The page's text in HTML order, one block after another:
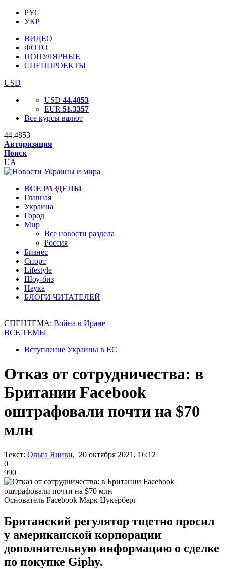
РУС
УКР
ВИДЕО
ФОТО
ПОПУЛЯРНЫЕ
СПЕЦПРОЕКТЫ
USD
USD 44.4853
EUR 51.3357
Все курсы валют
44.4853
Авторизация
Поиск
UA
ВСЕ РАЗДЕЛЫ
Главная
Украина
Город
Мир
Все новости раздела
Россия
Бизнес
Спорт
Lifestyle
Шоу-биз
Наука
БЛОГИ ЧИТАТЕЛЕЙ
СПЕЦТЕМА: Война в Иране
ВСЕ ТЕМЫ
Вступление Украины в ЕС
Отказ от сотрудничества: в
Британии Facebook
оштрафовали почти на $70
млн
Текст: Ольга Яниви, 20 октября 2021, 16:12
0
990
Основатель Facebook Марк Цукерберг
Британский регулятор тщетно просил
у американской корпорации
дополнительную информацию о сделке
по покупке Giphy.